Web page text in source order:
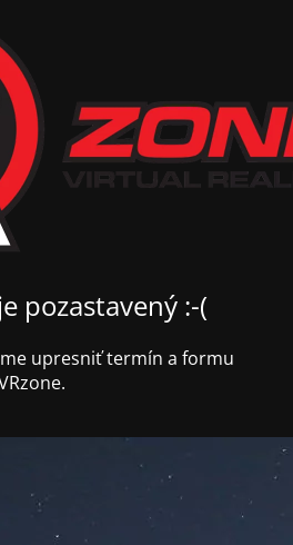
pozastavený :-(
upresniť termín a formu